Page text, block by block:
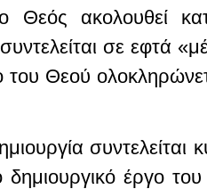
Θεός ακολουθεί
σε εφτά
του Θεού
συντελείται
έργο